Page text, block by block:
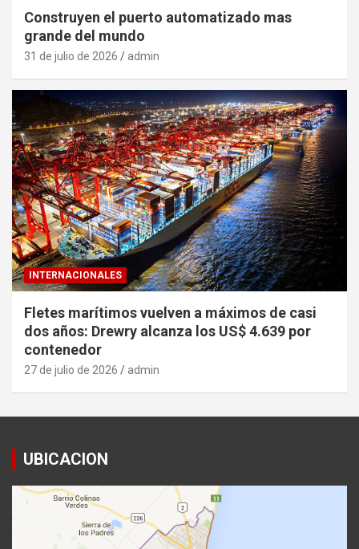
Construyen el puerto automatizado mas
grande del mundo
31 de julio de 2026 admin
INTERNACIONALES
Fletes marítimos vuelven a máximos de casi
dos años: Drewry alcanza los US$ 4.639 por
contenedor
27 de julio de 2026 admin
UBICACION